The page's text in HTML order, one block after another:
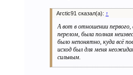
Arctic91 сказал(а): ↑
А вот в отношении первого,
перелом, была полная
было непонятно, куда всё
исход был для меня
сильным.